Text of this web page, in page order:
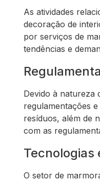
As atividades
decoração de
por serviços de
tendências e
Devido à natureza
regulamentações
resíduos, além de
com as
Tecnologias
O setor de